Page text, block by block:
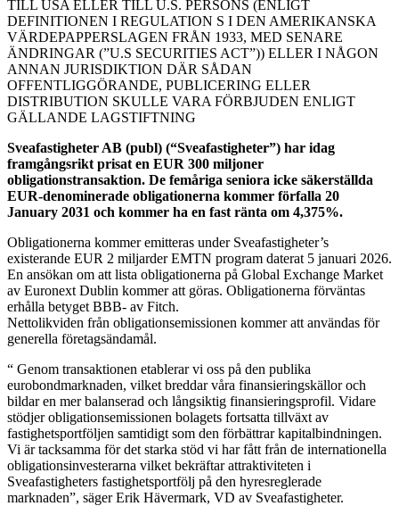
TILL USA ELLER TILL U.S. PERSONS (ENLIGT
DEFINITIONEN I REGULATION S I DEN AMERIKANSKA
VÄRDEPAPPERSLAGEN FRÅN 1933, MED SENARE
ÄNDRINGAR (”U.S SECURITIES ACT”)) ELLER I NÅGON
ANNAN JURISDIKTION DÄR SÅDAN
OFFENTLIGGÖRANDE, PUBLICERING ELLER
DISTRIBUTION SKULLE VARA FÖRBJUDEN ENLIGT
GÄLLANDE LAGSTIFTNING
Sveafastigheter AB (publ) (“Sveafastigheter”) har idag
framgångsrikt prisat en EUR 300 miljoner
obligationstransaktion. De femåriga seniora icke säkerställda
EUR-denominerade obligationerna kommer förfalla 20
January 2031 och kommer ha en fast ränta om 4,375%.
Obligationerna kommer emitteras under Sveafastigheter’s
existerande EUR 2 miljarder EMTN program daterat 5 januari 2026.
En ansökan om att lista obligationerna på Global Exchange Market
av Euronext Dublin kommer att göras. Obligationerna förväntas
erhålla betyget BBB- av Fitch.
Nettolikviden från obligationsemissionen kommer att användas för
generella företagsändamål.
“ Genom transaktionen etablerar vi oss på den publika
eurobondmarknaden, vilket breddar våra finansieringskällor och
bildar en mer balanserad och långsiktig finansieringsprofil. Vidare
stödjer obligationsemissionen bolagets fortsatta tillväxt av
fastighetsportföljen samtidigt som den förbättrar kapitalbindningen.
Vi är tacksamma för det starka stöd vi har fått från de internationella
obligationsinvesterarna vilket bekräftar attraktiviteten i
Sveafastigheters fastighetsportfölj på den hyresreglerade
marknaden”, säger Erik Hävermark, VD av Sveafastigheter.